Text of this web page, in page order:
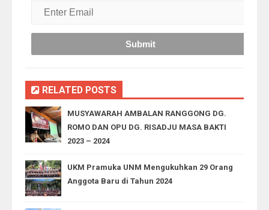
RELATED POSTS
MUSYAWARAH AMBALAN RANGGONG DG.
ROMO DAN OPU DG. RISADJU MASA BAKTI
2023 – 2024
UKM Pramuka UNM Mengukuhkan 29 Orang
Anggota Baru di Tahun 2024